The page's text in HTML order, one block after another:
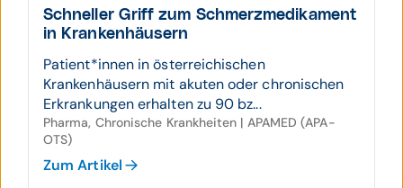
Schneller Griff zum Schmerz­medi­kament
in Kranken­häusern
Patient*innen in österreichischen
Krankenhäusern mit akuten oder chronischen
Erkrankungen erhalten zu 90 bz...
Pharma, Chronische Krankheiten | APAMED (APA-
OTS)
Zum Artikel